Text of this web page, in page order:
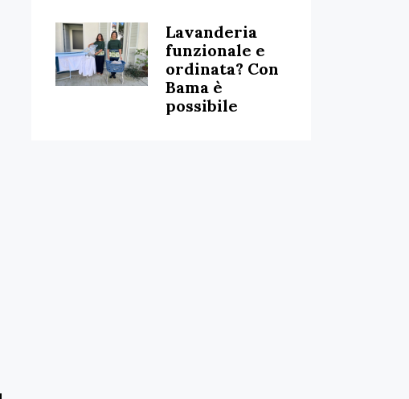
Lavanderia
funzionale e
ordinata? Con
Bama è
possibile